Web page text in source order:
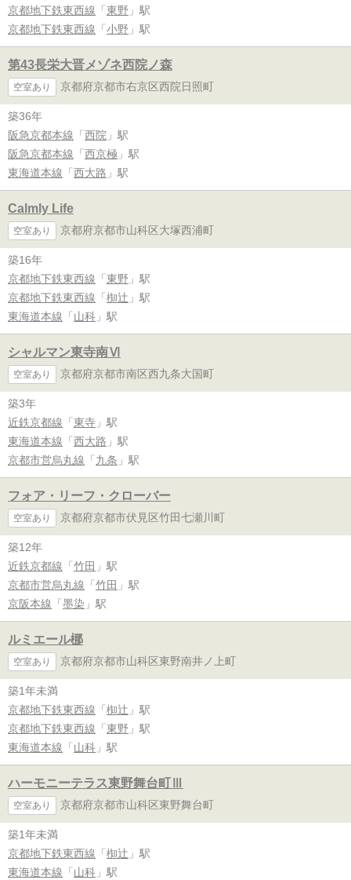
京都地下鉄東西線 「 東野 」駅
京都地下鉄東西線 「 小野 」駅
第43長栄大晋メゾネ西院ノ森
空室あり 京都府京都市右京区西院日照町
築36年
阪急京都本線 「 西院 」駅
阪急京都本線 「 西京極 」駅
東海道本線 「 西大路 」駅
Calmly Life
空室あり 京都府京都市山科区大塚西浦町
築16年
京都地下鉄東西線 「 東野 」駅
京都地下鉄東西線 「 椥辻 」駅
東海道本線 「 山科 」駅
シャルマン東寺南Ⅵ
空室あり 京都府京都市南区西九条大国町
築3年
近鉄京都線 「 東寺 」駅
東海道本線 「 西大路 」駅
京都市営烏丸線 「 九条 」駅
フォア・リーフ・クローバー
空室あり 京都府京都市伏見区竹田七瀬川町
築12年
近鉄京都線 「 竹田 」駅
京都市営烏丸線 「 竹田 」駅
京阪本線 「 墨染 」駅
ルミエール梛
空室あり 京都府京都市山科区東野南井ノ上町
築1年未満
京都地下鉄東西線 「 椥辻 」駅
京都地下鉄東西線 「 東野 」駅
東海道本線 「 山科 」駅
ハーモニーテラス東野舞台町Ⅲ
空室あり 京都府京都市山科区東野舞台町
築1年未満
京都地下鉄東西線 「 椥辻 」駅
東海道本線 「 山科 」駅